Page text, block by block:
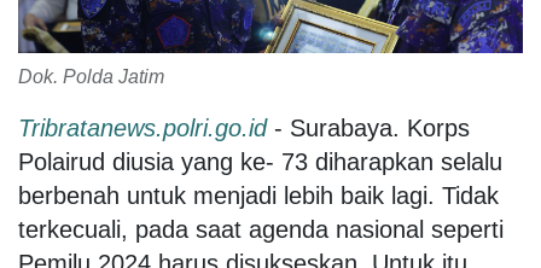
Dok. Polda Jatim
Tribratanews.polri.go.id- Surabaya. Korps
Polairud diusia yang ke- 73 diharapkan selalu
berbenah untuk menjadi lebih baik lagi. Tidak
terkecuali, pada saat agenda nasional seperti